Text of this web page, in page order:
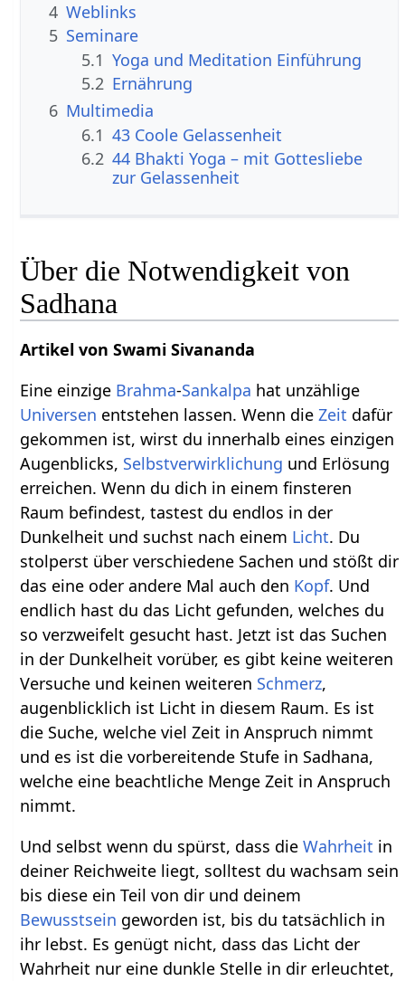
4 Weblinks
5 Seminare
5.1 Yoga und Meditation Einführung
5.2 Ernährung
6 Multimedia
6.1 43 Coole Gelassenheit
6.2 44 Bhakti Yoga – mit Gottesliebe
zur Gelassenheit
Über die Notwendigkeit von
Sadhana
Artikel von Swami Sivananda
Eine einzige Brahma-Sankalpa hat unzählige
Universen entstehen lassen. Wenn dieZeit dafür
gekommen ist, wirst du innerhalb eines einzigen
Augenblicks, Selbstverwirklichung und Erlösung
erreichen. Wenn du dich in einem finsteren
Raum befindest, tastest du endlos in der
Dunkelheit und suchst nach einem Licht. Du
stolperst über verschiedene Sachen und stößt dir
das eine oder andere Mal auch den Kopf. Und
endlich hast du das Licht gefunden, welches du
so verzweifelt gesucht hast. Jetzt ist das Suchen
in der Dunkelheit vorüber, es gibt keine weiteren
Versuche und keinen weiteren Schmerz,
augenblicklich ist Licht in diesem Raum. Es ist
die Suche, welche viel Zeit in Anspruch nimmt
und es ist die vorbereitende Stufe in Sadhana,
welche eine beachtliche Menge Zeit in Anspruch
nimmt.
Und selbst wenn du spürst, dass dieWahrheit in
deiner Reichweite liegt, solltest du wachsam sein
bis diese ein Teil von dir und deinem
Bewusstsein geworden ist, bis du tatsächlich in
ihr lebst. Es genügt nicht, dass das Licht der
Wahrheit nur eine dunkle Stelle in dir erleuchtet,